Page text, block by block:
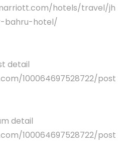
hotels/travel/jh
bahru-hotel/
detail
100064697528722/post
detail
100064697528722/post